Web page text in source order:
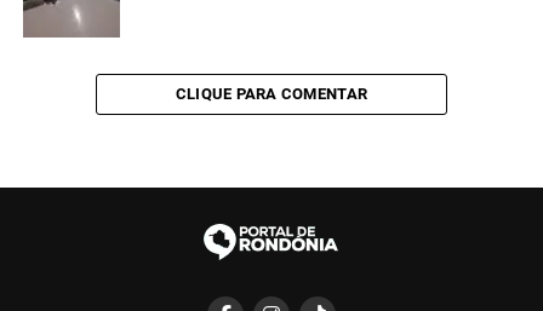
CLIQUE PARA COMENTAR